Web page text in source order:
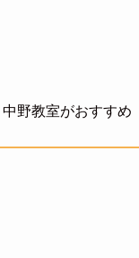
野教室がおすすめ